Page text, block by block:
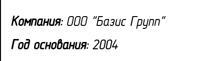
Компания:ООО "Базис Групп"
Год основания:2004